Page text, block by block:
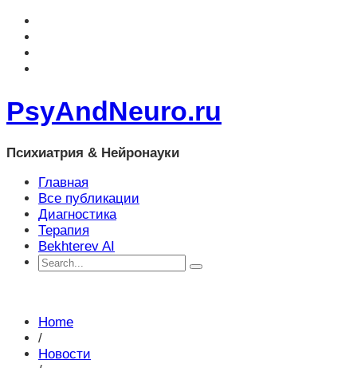
PsyAndNeuro.ru
Психиатрия & Нейронауки
Главная
Все публикации
Диагностика
Терапия
Bekhterev AI
Home
/
Новости